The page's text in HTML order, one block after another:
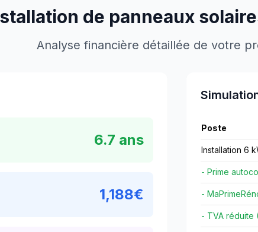
de panneaux
Analyse financière détaillée de votre
6.7 ans
1,188€
Poste
Installation 6
- Prime
-
- TVA réduite